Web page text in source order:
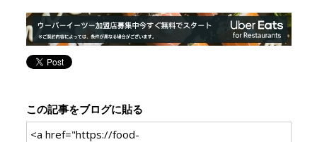
この記事をブログに貼る
<a href="https://food-